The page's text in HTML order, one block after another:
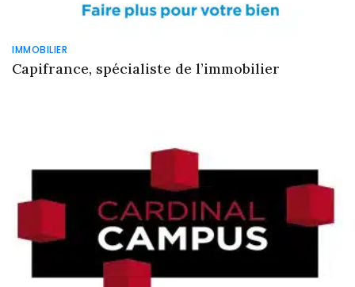
IMMOBILIER
Capifrance, spécialiste de l’immobilier